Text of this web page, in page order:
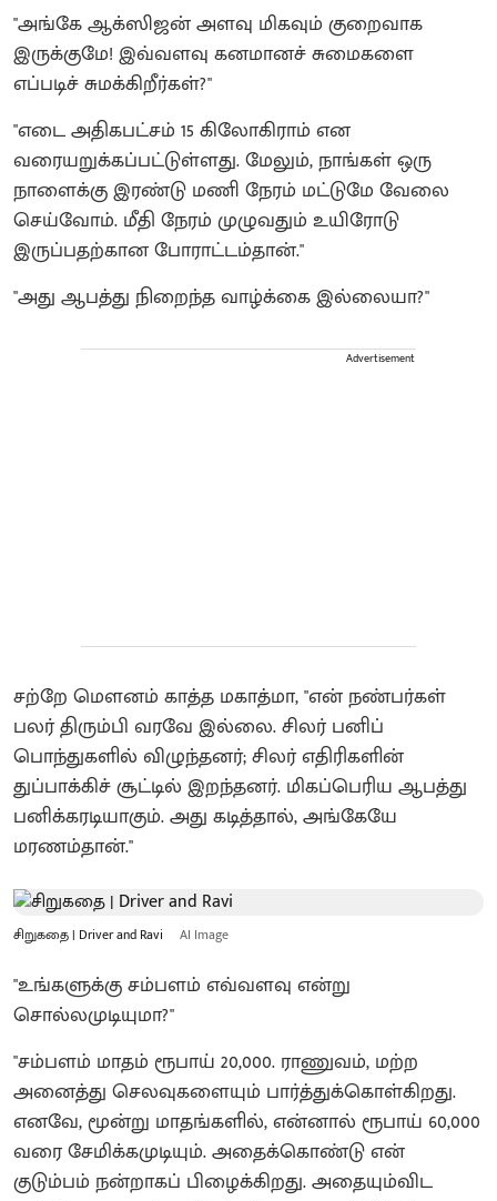
"அங்கே ஆக்ஸிஜன் அளவு மிகவும் குறைவாக
இருக்குமே! இவ்வளவு கனமானச் சுமைகளை
எப்படிச் சுமக்கிறீர்கள்?"
"எடை அதிகபட்சம் 15 கிலோகிராம் என
வரையறுக்கப்பட்டுள்ளது. மேலும், நாங்கள் ஒரு
நாளைக்கு இரண்டு மணி நேரம் மட்டுமே வேலை
செய்வோம். மீதி நேரம் முழுவதும் உயிரோடு
இருப்பதற்கான போராட்டம்தான்."
"அது ஆபத்து நிறைந்த வாழ்க்கை இல்லையா?"
Advertisement
சற்றே மௌனம் காத்த மகாத்மா, "என் நண்பர்கள்
பலர் திரும்பி வரவே இல்லை. சிலர் பனிப்
பொந்துகளில் விழுந்தனர்; சிலர் எதிரிகளின்
துப்பாக்கிச் சூட்டில் இறந்தனர். மிகப்பெரிய ஆபத்து
பனிக்கரடியாகும். அது கடித்தால், அங்கேயே
மரணம்தான்."
சிறுகதை | Driver and Ravi AI Image
"உங்களுக்கு சம்பளம் எவ்வளவு என்று
சொல்லமுடியுமா?"
"சம்பளம் மாதம் ரூபாய் 20,000. ராணுவம், மற்ற
அனைத்து செலவுகளையும் பார்த்துக்கொள்கிறது.
எனவே, மூன்று மாதங்களில், என்னால் ரூபாய் 60,000
வரை சேமிக்கமுடியும். அதைக்கொண்டு என்
குடும்பம் நன்றாகப் பிழைக்கிறது. அதையும்விட